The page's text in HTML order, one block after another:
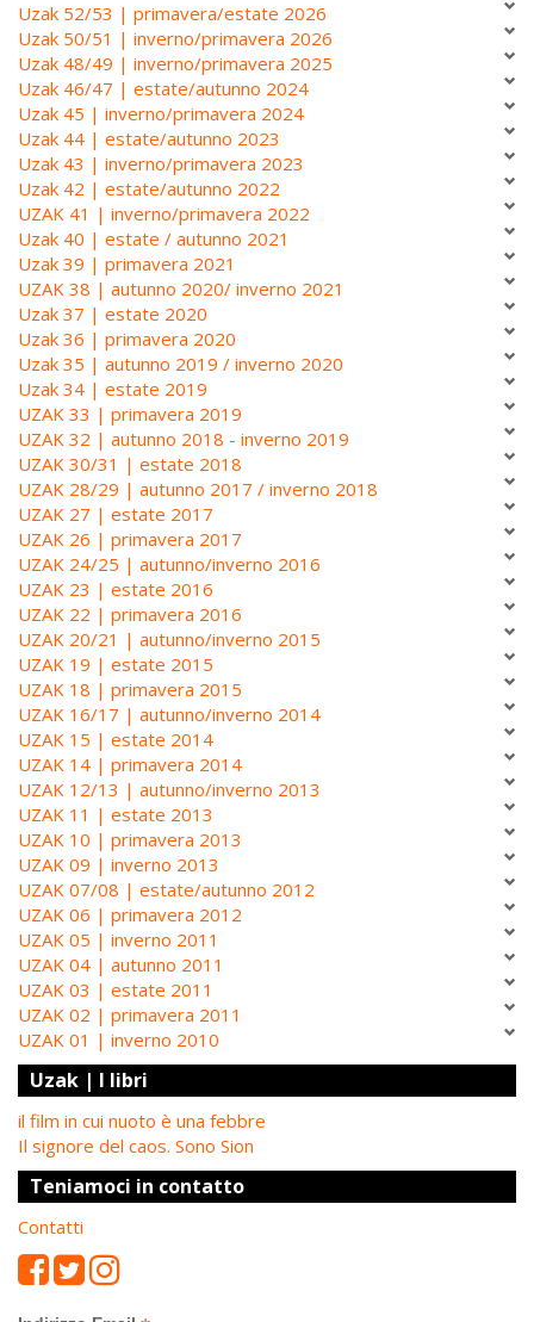
Uzak 52/53 | primavera/estate 2026
Uzak 50/51 | inverno/primavera 2026
Uzak 48/49 | inverno/primavera 2025
Uzak 46/47 | estate/autunno 2024
Uzak 45 | inverno/primavera 2024
Uzak 44 | estate/autunno 2023
Uzak 43 | inverno/primavera 2023
Uzak 42 | estate/autunno 2022
UZAK 41 | inverno/primavera 2022
Uzak 40 | estate / autunno 2021
Uzak 39 | primavera 2021
UZAK 38 | autunno 2020/ inverno 2021
Uzak 37 | estate 2020
Uzak 36 | primavera 2020
Uzak 35 | autunno 2019 / inverno 2020
Uzak 34 | estate 2019
UZAK 33 | primavera 2019
UZAK 32 | autunno 2018 - inverno 2019
UZAK 30/31 | estate 2018
UZAK 28/29 | autunno 2017 / inverno 2018
UZAK 27 | estate 2017
UZAK 26 | primavera 2017
UZAK 24/25 | autunno/inverno 2016
UZAK 23 | estate 2016
UZAK 22 | primavera 2016
UZAK 20/21 | autunno/inverno 2015
UZAK 19 | estate 2015
UZAK 18 | primavera 2015
UZAK 16/17 | autunno/inverno 2014
UZAK 15 | estate 2014
UZAK 14 | primavera 2014
UZAK 12/13 | autunno/inverno 2013
UZAK 11 | estate 2013
UZAK 10 | primavera 2013
UZAK 09 | inverno 2013
UZAK 07/08 | estate/autunno 2012
UZAK 06 | primavera 2012
UZAK 05 | inverno 2011
UZAK 04 | autunno 2011
UZAK 03 | estate 2011
UZAK 02 | primavera 2011
UZAK 01 | inverno 2010
Uzak | I libri
il film in cui nuoto è una febbre
Il signore del caos. Sono Sion
Teniamoci in contatto
Contatti